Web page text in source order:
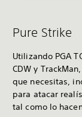
Pure Strike
Utilizando PGA
CDW y
que necesitas,
para atacar
tal como lo